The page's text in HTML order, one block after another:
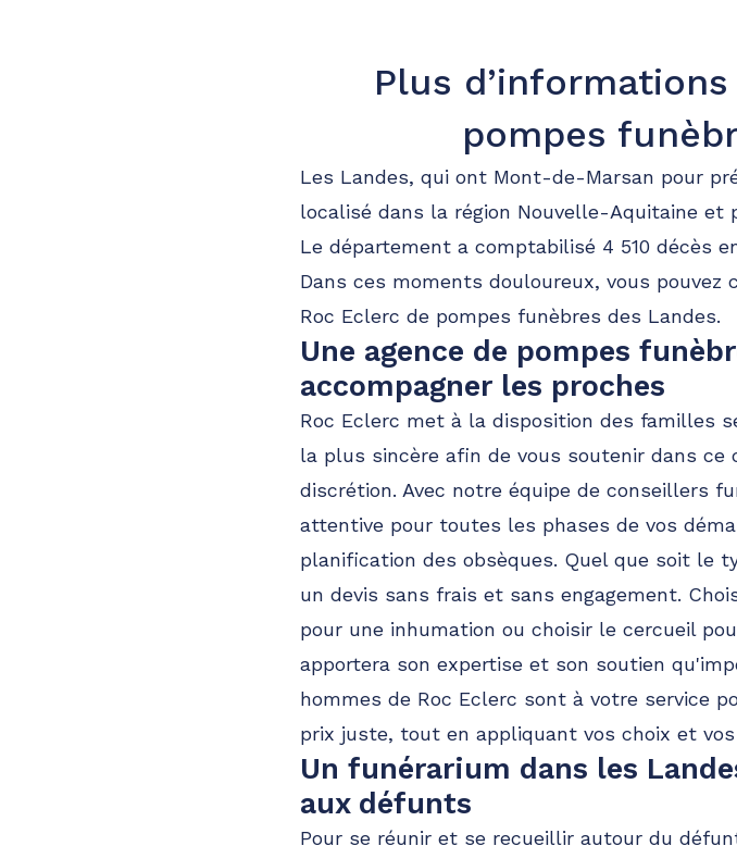
Plus
pompes
Les Landes, qui ont Mont-de-Marsan pour
localisé dans la région Nouvelle-Aquitaine et
Le département a comptabilisé 4 510 décès
Dans ces moments douloureux, vous
Roc Eclerc de pompes funèbres des Landes.
Une agence de pompes
accompagner les proches
Roc Eclerc met à la disposition des familles
la plus sincère afin de vous soutenir dans
discrétion. Avec notre équipe de conseillers
attentive pour toutes les phases de vos
planification des obsèques. Quel que soit le
un devis sans frais et sans engagement.
pour une inhumation ou choisir le cercueil
apportera son expertise et son soutien
hommes de Roc Eclerc sont à votre service
prix juste, tout en appliquant vos choix et vos
Un funérarium dans les
aux défunts
Pour se réunir et se recueillir autour du